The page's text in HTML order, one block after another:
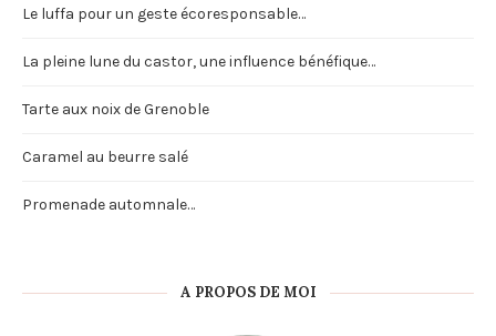
Le luffa pour un geste écoresponsable…
La pleine lune du castor, une influence bénéfique…
Tarte aux noix de Grenoble
Caramel au beurre salé
Promenade automnale…
A PROPOS DE MOI